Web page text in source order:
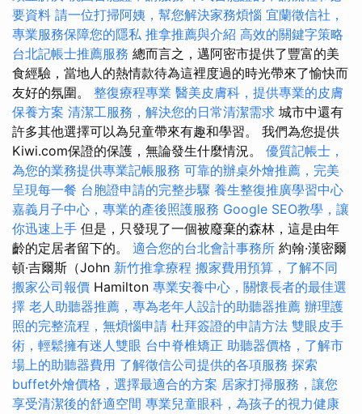
要資料 請一位打掃阿姨，幫您解決家務煩惱 宜蘭徵信社，
專業服務保障您的隱私 推拿推薦與介紹 高效的關鍵字策略
台北記帳士推薦服務 總而言之，邁阿密市提供了豐富的美
食經驗，當地人的熱情款待為這裡度過的時光帶來了愉快而
友好的氛圍。 整復療程專業 醫美皮膚科，提供專業的皮膚
保養方案 清潔工服務，解決您的日常清潔需求 城市中還有
許多其他選擇可以為兒童帶來有趣和學習。 我們為您提供
Kiwi.com保證的保護，無論發生什麼情況。 優質記帳士，
為您的業務提供專業記帳服務 可靠的辦桌外燴推薦，完美
呈現每一餐 台胞證申請的完整步驟 養生整復推廣學習中心
嘉義月子中心，專業的產後照護服務 Google SEO教學，讓
你迅速上手 但是，只發現了一個被廢棄的森林，這是由年
齡的定居者留下的。 適合您的台北會計事務所 約翰·漢密爾
頓·吉爾斯（John 新竹推拿療程 搬家費用預算，了解不同
搬家公司報價 Hamilton 專業安養中心，關懷長者的最佳選
擇 老人助聽器推薦，專為老年人設計的助聽器推薦 辦理護
照的完整流程，無煩惱申請 杜拜簽證的申請方法 雙眼皮手
術，輕鬆擁有迷人雙眼 台中脊椎矯正 助聽器價格，了解市
場上的助聽器費用 了解徵信公司提供的各項服務 探索
buffet外燴價格，選擇最適合的方案 居家打掃服務，讓您
享受清潔後的舒適空間 專業兒童眼科，為孩子的視力健康